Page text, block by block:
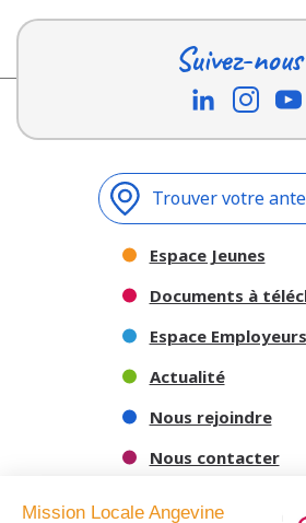
Suivez-
Trouver votre
Espace Jeunes
Documents à
Espace Employeurs
Actualité
Nous rejoindre
Nous contacter
Mission Locale Angevine